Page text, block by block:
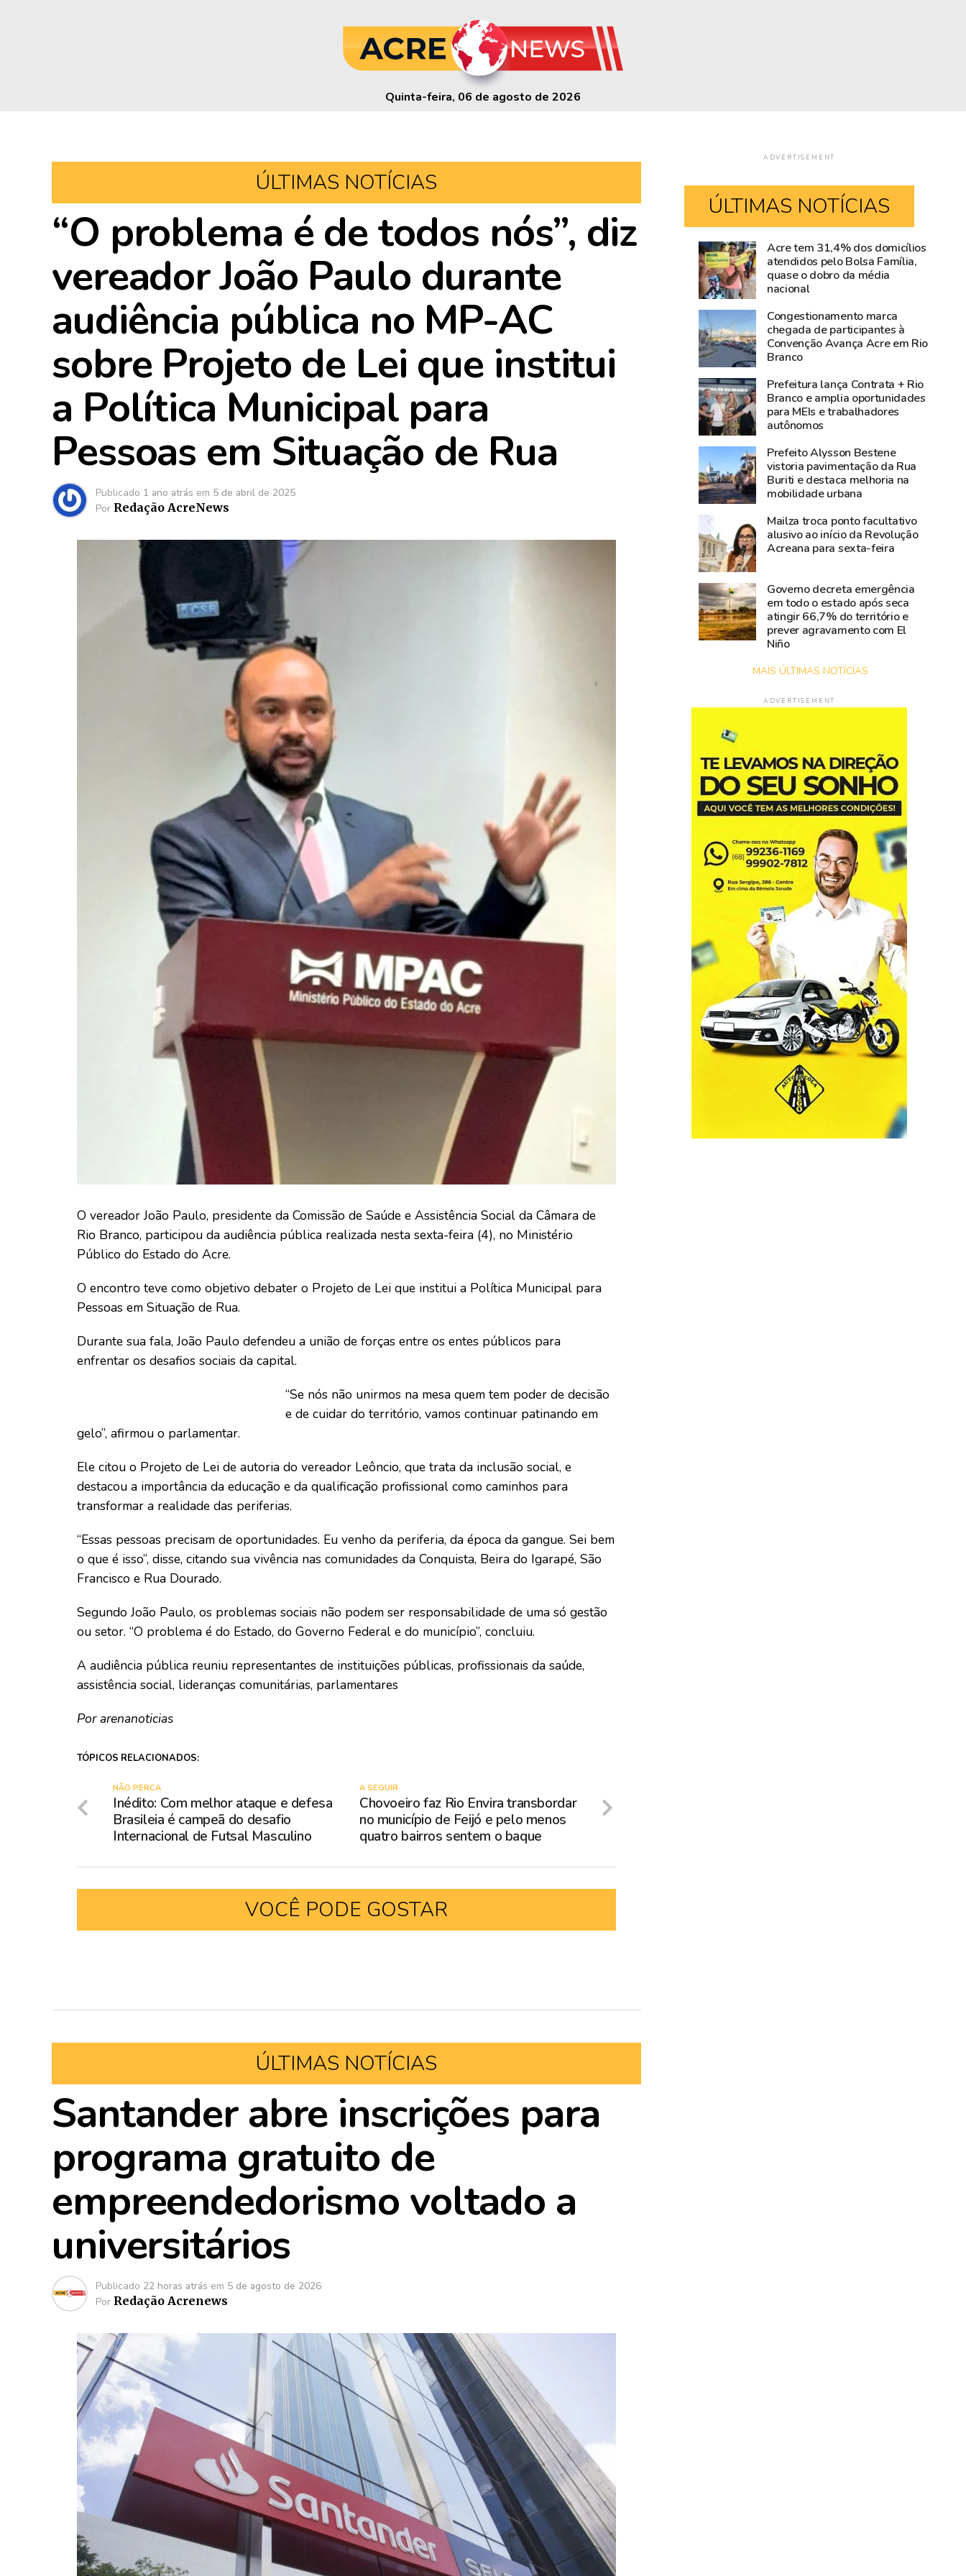
Quinta-feira, 06 de agosto de 2026
ÚLTIMAS NOTÍCIAS
“O problema é de todos nós”, diz
vereador João Paulo durante
audiência pública no MP-AC
sobre Projeto de Lei que institui
a Política Municipal para
Pessoas em Situação de Rua
Publicado 1 ano atrás em 5 de abril de 2025
Por Redação AcreNews
O vereador João Paulo, presidente da Comissão de Saúde e Assistência Social da Câmara de
Rio Branco, participou da audiência pública realizada nesta sexta-feira (4), no Ministério
Público do Estado do Acre.
O encontro teve como objetivo debater o Projeto de Lei que institui a Política Municipal para
Pessoas em Situação de Rua.
Durante sua fala, João Paulo defendeu a união de forças entre os entes públicos para
enfrentar os desafios sociais da capital.
“Se nós não unirmos na mesa quem tem poder de decisão
e de cuidar do território, vamos continuar patinando em
gelo”, afirmou o parlamentar.
Ele citou o Projeto de Lei de autoria do vereador Leôncio, que trata da inclusão social, e
destacou a importância da educação e da qualificação profissional como caminhos para
transformar a realidade das periferias.
“Essas pessoas precisam de oportunidades. Eu venho da periferia, da época da gangue. Sei bem
o que é isso”, disse, citando sua vivência nas comunidades da Conquista, Beira do Igarapé, São
Francisco e Rua Dourado.
Segundo João Paulo, os problemas sociais não podem ser responsabilidade de uma só gestão
ou setor. “O problema é do Estado, do Governo Federal e do município”, concluiu.
A audiência pública reuniu representantes de instituições públicas, profissionais da saúde,
assistência social, lideranças comunitárias, parlamentares
Por arenanoticias
TÓPICOS RELACIONADOS:
A SEGUIR
Chovoeiro faz Rio Envira transbordar
no município de Feijó e pelo menos
quatro bairros sentem o baque
NÃO PERCA
Inédito: Com melhor ataque e defesa
Brasileia é campeã do desafio
Internacional de Futsal Masculino
VOCÊ PODE GOSTAR
ÚLTIMAS NOTÍCIAS
Santander abre inscrições para
programa gratuito de
empreendedorismo voltado a
universitários
Publicado 22 horas atrás em 5 de agosto de 2026
Por Redação Acrenews
ADVERTISEMENT
ÚLTIMAS NOTÍCIAS
Rio
Branco
movimenta
R$
3,8
bilhões
lidera
produção
agropecuária
do
Acre
Amazônia
cresce
acima
da
média
nacional
Norte
registra
alta
de
2,3%
na
atividade
econômica
Acre tem 31,4% dos domicílios
atendidos pelo Bolsa Família,
quase o dobro da média
nacional
Congestionamento marca
chegada de participantes à
Convenção Avança Acre em Rio
Branco
Prefeitura lança Contrata + Rio
Branco e amplia oportunidades
para MEIs e trabalhadores
autônomos
Prefeito Alysson Bestene
vistoria pavimentação da Rua
Buriti e destaca melhoria na
mobilidade urbana
Mailza troca ponto facultativo
alusivo ao início da Revolução
Acreana para sexta-feira
Governo decreta emergência
em todo o estado após seca
atingir 66,7% do território e
prever agravamento com El
Niño
MAIS ÚLTIMAS NOTÍCIAS
ADVERTISEMENT